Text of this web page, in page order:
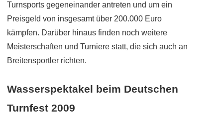
Turnsports gegeneinander antreten und um ein
Preisgeld von insgesamt über 200.000 Euro
kämpfen. Darüber hinaus finden noch weitere
Meisterschaften und Turniere statt, die sich auch an
Breitensportler richten.
Wasserspektakel beim Deutschen
Turnfest 2009